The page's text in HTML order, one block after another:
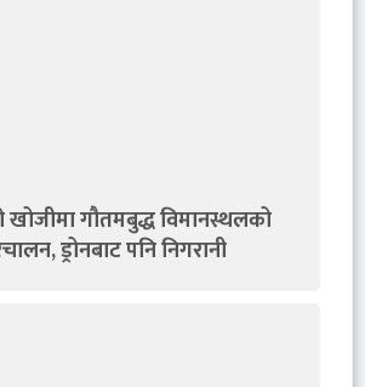
खोजीमा गौतमबुद्ध विमानस्थलको
ड्रोनबाट पनि निगरानी